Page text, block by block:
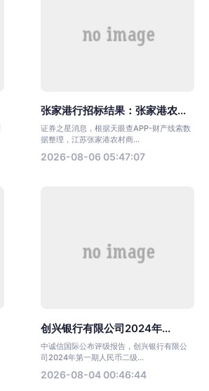
张家港行招标结果：张家港农...
证券之星消息，根据天眼查APP-财产线索数
据整理，江苏张家港农村商...
2026-08-06 05:47:07
创兴银行有限公司2024年...
中诚信国际公布评级报告，创兴银行有限公
司2024年第一期人民币二级...
2026-08-04 00:46:44